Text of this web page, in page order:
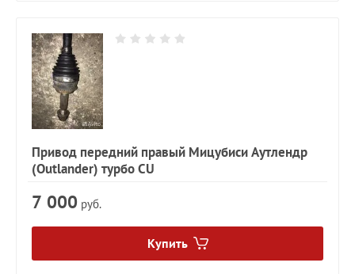
Привод передний правый Мицубиси Аутлендр
(Outlander) турбо CU
7 000 руб.
Купить